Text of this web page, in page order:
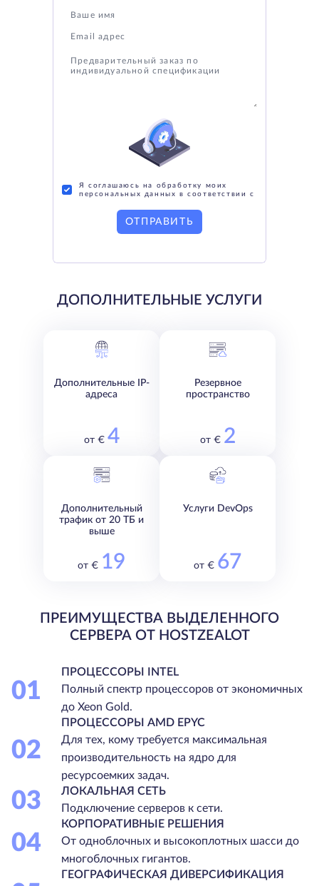
Я соглашаюсь на обработку моих
персональных данных в соответствии с
ОТПРАВИТЬ
ДОПОЛНИТЕЛЬНЫЕ УСЛУГИ
Дополнительные IP-
адреса
от € 4
Резервное
пространство
от € 2
Дополнительный
трафик от 20 ТБ и
выше
от € 19
Услуги DevOps
от € 67
ПРЕИМУЩЕСТВА ВЫДЕЛЕННОГО
СЕРВЕРА ОТ HOSTZEALOT
01
ПРОЦЕССОРЫ INTEL
Полный спектр процессоров от экономичных
до Xeon Gold.
02
ПРОЦЕССОРЫ AMD EPYC
Для тех, кому требуется максимальная
производительность на ядро для
ресурсоемких задач.
03
ЛОКАЛЬНАЯ СЕТЬ
Подключение серверов к сети.
04
КОРПОРАТИВНЫЕ РЕШЕНИЯ
От одноблочных и высокоплотных шасси до
многоблочных гигантов.
ГЕОГРАФИЧЕСКАЯ ДИВЕРСИФИКАЦИЯ